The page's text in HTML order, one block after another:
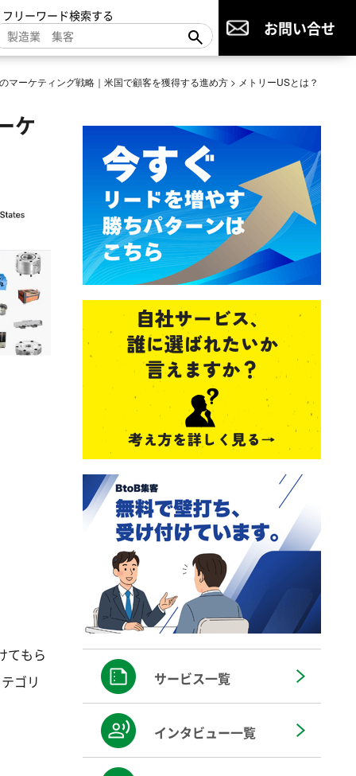
リーワード検索する
お問い合せ
マーケティング戦略｜米国で顧客を獲得する進め方 > メトリーUSとは？
ケ
てもら
ゴリ
サービス一覧
インタビュー一覧